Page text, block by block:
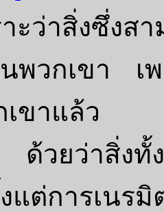
ะว่าสิ่งซึ่งส
พวกเขา เพ
ขาแล้ว
ว่าสิ่งทั้งห
แต่การเนร